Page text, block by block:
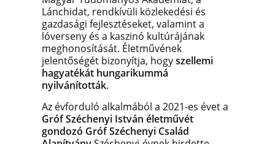
Lánchidat, rendkívüli közlekedési és
gazdasági fejlesztéseket, valamint a
lóverseny és a kaszinó kultúrájának
meghonosítását. Életművének
jelentőségét bizonyítja, hogyszellemi
hagyatékát hungarikummá
nyilvánították.
Az évforduló alkalmából a 2021-es évet a
Gróf Széchenyi István életművét
gondozó Gróf Széchenyi Család